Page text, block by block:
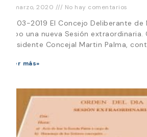
18 marzo, 2020 No hay comentarios
18-03-2019 El Concejo Deliberante de
cabo una nueva Sesión
Presidente Concejal Martin Palma,
Leer más»